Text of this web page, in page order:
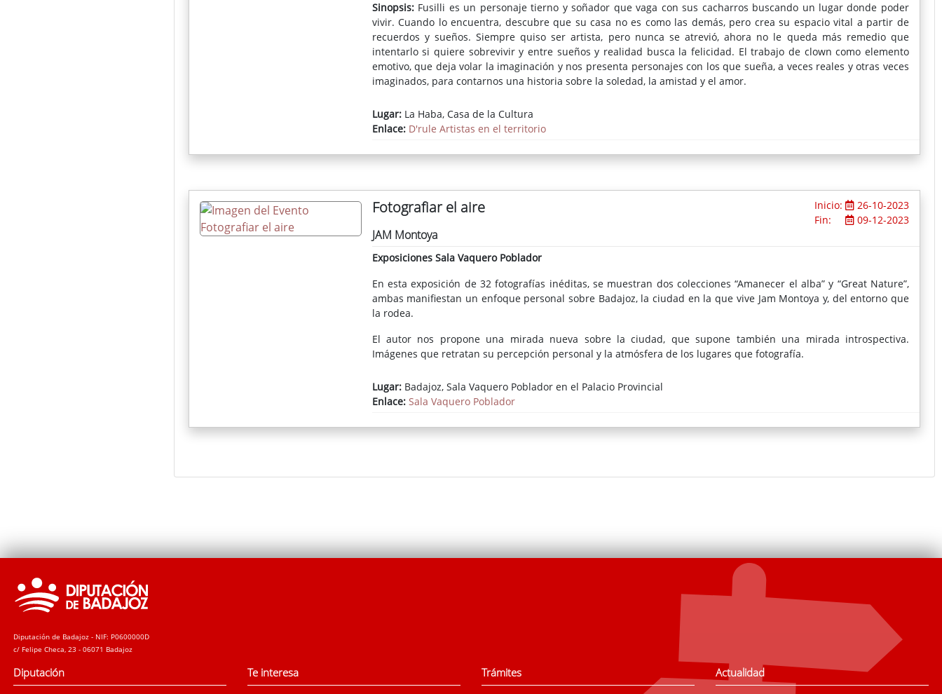
Sinopsis: Fusilli es un personaje tierno y soñador que vaga con sus cacharros buscando un lugar donde poder
vivir. Cuando lo encuentra, descubre que su casa no es como las demás, pero crea su espacio vital a partir de
recuerdos y sueños. Siempre quiso ser artista, pero nunca se atrevió, ahora no le queda más remedio que
intentarlo si quiere sobrevivir y entre sueños y realidad busca la felicidad. El trabajo de clown como elemento
emotivo, que deja volar la imaginación y nos presenta personajes con los que sueña, a veces reales y otras veces
imaginados, para contarnos una historia sobre la soledad, la amistad y el amor.
Lugar:La Haba, Casa de la Cultura
Enlace: D'rule Artistas en el territorio
Fotografiar el aire Inicio:
26-10-2023
Fin:
09-12-2023
JAM Montoya
Exposiciones Sala Vaquero Poblador
En esta exposición de 32 fotografías inéditas, se muestran dos colecciones “Amanecer el alba” y “Great Nature”,
ambas manifiestan un enfoque personal sobre Badajoz, la ciudad en la que vive Jam Montoya y, del entorno que
la rodea.
El autor nos propone una mirada nueva sobre la ciudad, que supone también una mirada introspectiva.
Imágenes que retratan su percepción personal y la atmósfera de los lugares que fotografía.
Lugar:Badajoz, Sala Vaquero Poblador en el Palacio Provincial
Enlace: Sala Vaquero Poblador
Diputación de Badajoz - NIF: P0600000D
c/ Felipe Checa, 23 - 06071 Badajoz
Diputación Te interesa Trámites Actualidad